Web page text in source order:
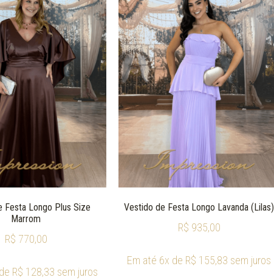
Festa Longo Plus Size
Marrom
R$ 770,00
R$ 128,33 sem juros
Vestido de Festa Longo Lavanda (Lilas)
R$ 935,00
Em até 6x de R$ 155,83 sem juros